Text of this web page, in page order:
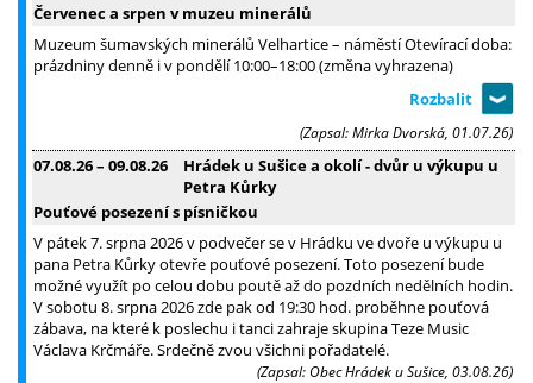
Červenec a srpen v muzeu minerálů
Muzeum šumavských minerálů Velhartice – náměstí Otevírací doba:
prázdniny denně i v pondělí 10:00–18:00 (změna vyhrazena)
(Zapsal: Mirka Dvorská, 01.07.26)
07.08.26– 09.08.26
Hrádek u Sušice a okolí - dvůr u výkupu u
Petra Kůrky
Pouťové posezení s písničkou
V pátek 7. srpna 2026 v podvečer se v Hrádku ve dvoře u výkupu u
pana Petra Kůrky otevře pouťové posezení. Toto posezení bude
možné využít po celou dobu poutě až do pozdních nedělních hodin.
V sobotu 8. srpna 2026 zde pak od 19:30 hod. proběhne pouťová
zábava, na které k poslechu i tanci zahraje skupina Teze Music
Václava Krčmáře. Srdečně zvou všichni pořadatelé.
(Zapsal: Obec Hrádek u Sušice, 03.08.26)